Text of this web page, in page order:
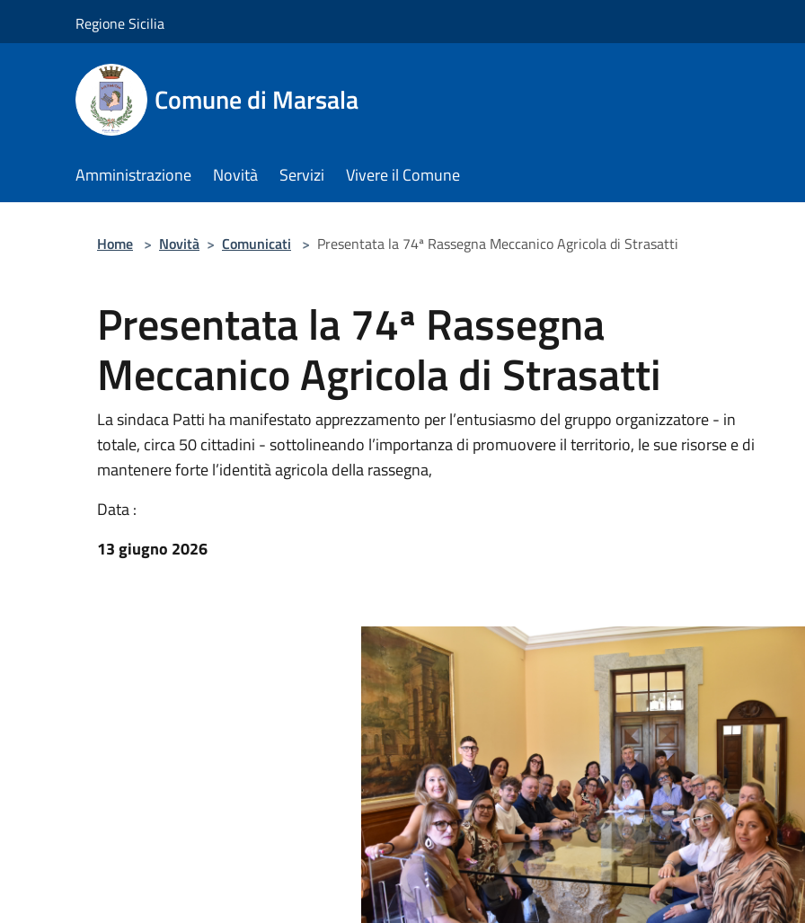
Regione Sicilia
Comune di Marsala
Amministrazione Novità Servizi Vivere il Comune
Home > Novità > Comunicati > Presentata la 74ª Rassegna Meccanico Agricola di Strasatti
Presentata la 74ª Rassegna
Meccanico Agricola di Strasatti
La sindaca Patti ha manifestato apprezzamento per l’entusiasmo del gruppo organizzatore - in
totale, circa 50 cittadini - sottolineando l’importanza di promuovere il territorio, le sue risorse e di
mantenere forte l’identità agricola della rassegna,
Data :
13 giugno 2026